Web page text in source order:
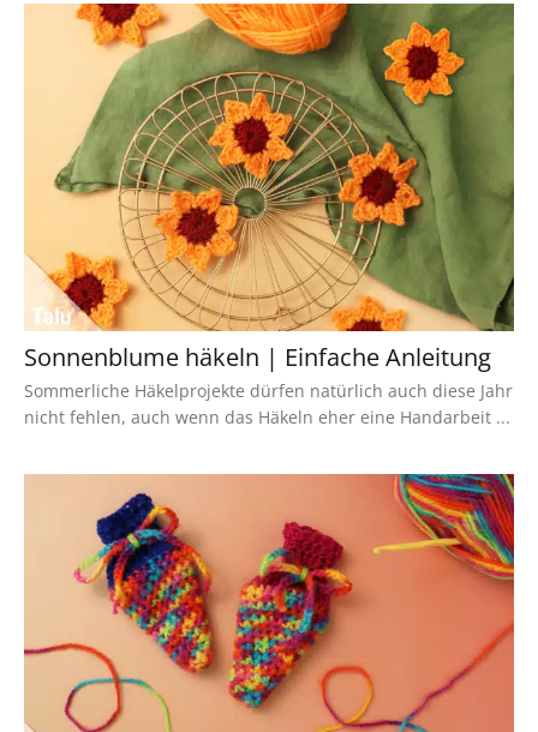
Sonnenblume häkeln | Einfache Anleitung
Sommerliche Häkelprojekte dürfen natürlich auch diese Jahr
nicht fehlen, auch wenn das Häkeln eher eine Handarbeit ...